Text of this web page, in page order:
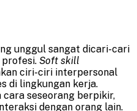
unggul sangat dicari-cari
profesi. Soft skill
ciri-ciri interpersonal
di lingkungan kerja.
cara seseorang berpikir,
dengan orang lain.